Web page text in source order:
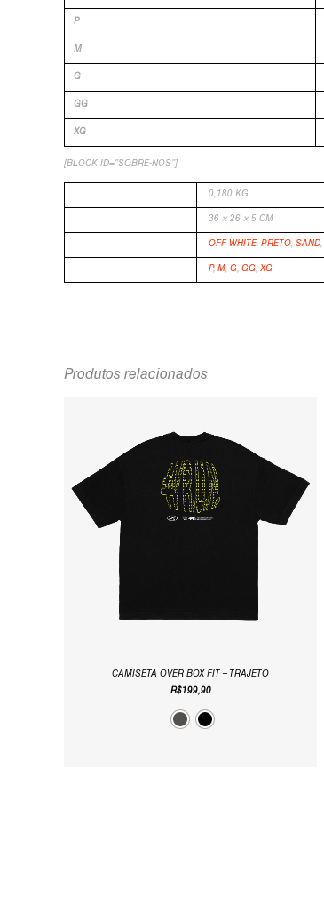
P
M
G
GG
XG
[BLOCK ID=”SOBRE-NOS”]
0,180 KG
36 × 26 × 5 CM
OFF WHITE,PRETO,SAND,
P,M,G,GG,XG
Produtos relacionados
CAMISETA OVER BOX FIT – TRAJETO
R$199,90